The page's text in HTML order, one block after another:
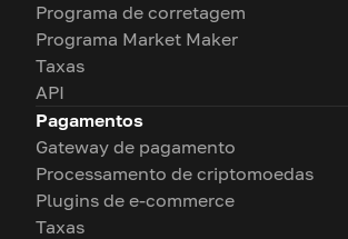
Programa de corretagem
Programa Market Maker
Taxas
API
Pagamentos
Gateway de pagamento
Processamento de criptomoedas
Plugins de e-commerce
Taxas